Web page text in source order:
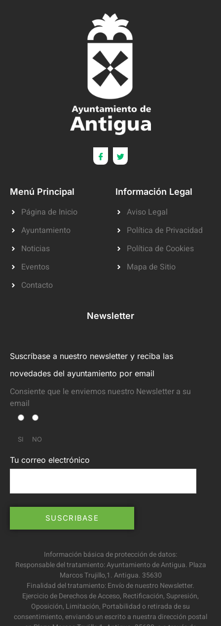
Menú Principal
Página de Inicio
Ayuntamiento
Noticias
Eventos
Contacto
Información Legal
Aviso Legal
Política de Privacidad
Política de Cookies
Mapa de Sitio
Newsletter
Suscríbase a nuestro newsletter y reciba las
novedades del ayuntamiento por email
Consiente que le enviemos nuestro Newsletter a su
email
SI NO
Tu correo electrónico
Información básica de protección de datos:
Responsable del tratamiento: Ayuntamiento de Antigua. Plaza
Marcos Trujillo,1. Antigua. 35630
Finalidad del tratamiento: Envío de nuestro Newsletter.
Ejercicio de Derechos de Acceso, Rectificación, Supresión,
Oposición, Limitación, Portabilidad o retirada de su
consentimiento, enviando un escrito a nuestra dirección postal